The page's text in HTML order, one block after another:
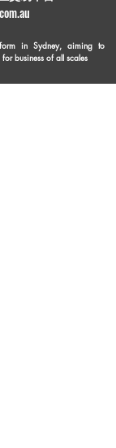
in Sydney, aiming to
business of all scales